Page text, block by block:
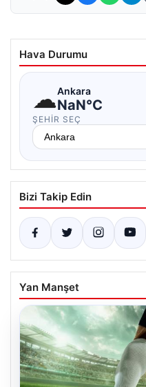
Hava Durumu
☁Ankara
NaN°C
ŞEHIR SEÇ
Bizi Takip Edin
Yan Manşet